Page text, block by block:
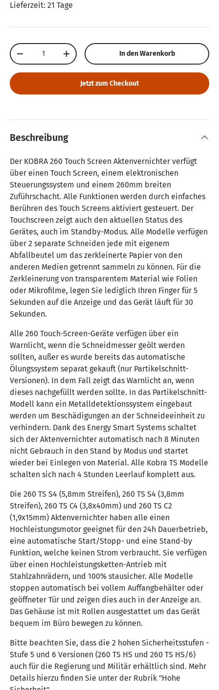
Lieferzeit: 21 Tage
Anzahl
Menge verringernMenge erhöhen In den Warenkorb
Jetzt zum Checkout
Beschreibung
Der KOBRA 260 Touch Screen Aktenvernichter verfügt
über einen Touch Screen, einem elektronischen
Steuerungssystem und einem 260mm breiten
Zuführschacht. Alle Funktionen werden durch einfaches
Berühren des Touch Screens aktiviert gesteuert. Der
Touchscreen zeigt auch den aktuellen Status des
Gerätes, auch im Standby-Modus. Alle Modelle verfügen
über 2 separate Schneiden jede mit eigenem
Abfallbeutel um das zerkleinerte Papier von den
anderen Medien getrennt sammeln zu können. Für die
Zerkleinerung von transparentem Material wie Folien
oder Mikrofilme, legen Sie lediglich Ihren Finger für 5
Sekunden auf die Anzeige und das Gerät läuft für 30
Sekunden.
Alle 260 Touch-Screen-Geräte verfügen über ein
Warnlicht, wenn die Schneidmesser geölt werden
sollten, außer es wurde bereits das automatische
Ölungssystem separat gekauft (nur Partikelschnitt-
Versionen). In dem Fall zeigt das Warnlicht an, wenn
dieses nachgefüllt werden sollte. In das Partikelschnitt-
Modell kann ein Metalldetektionssystem eingebaut
werden um Beschädigungen an der Schneideeinheit zu
verhindern. Dank des Energy Smart Systems schaltet
sich der Aktenvernichter automatisch nach 8 Minuten
nicht Gebrauch in den Stand by Modus und startet
wieder bei Einlegen von Material. Alle Kobra TS Modelle
schalten sich nach 4 Stunden Leerlauf komplett aus.
Die 260 TS S4 (5,8mm Streifen), 260 TS S4 (3,8mm
Streifen), 260 TS C4 (3,8x40mm) und 260 TS C2
(1,9x15mm) Aktenvernichter haben alle einen
Hochleistungsmotor geeignet für den 24h Dauerbetrieb,
eine automatische Start/Stopp- und eine Stand-by
Funktion, welche keinen Strom verbraucht. Sie verfügen
über einen Hochleistungsketten-Antrieb mit
Stahlzahnrädern, und 100% stausicher. Alle Modelle
stoppen automatisch bei vollem Auffangbehälter oder
geöffneter Tür und zeigen dies auch in der Anzeige an.
Das Gehäuse ist mit Rollen ausgestattet um das Gerät
bequem im Büro bewegen zu können.
Bitte beachten Sie, dass die 2 hohen Sicherheitsstufen -
Stufe 5 und 6 Versionen (260 TS HS und 260 TS HS/6)
auch für die Regierung und Militär erhältlich sind. Mehr
Details hierzu finden Sie unter der Rubrik "Hohe